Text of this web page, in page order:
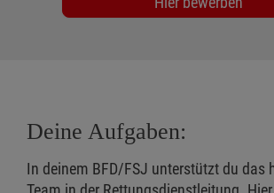
Deine Aufgaben:
In deinem BFD/FSJ unterstützt du das